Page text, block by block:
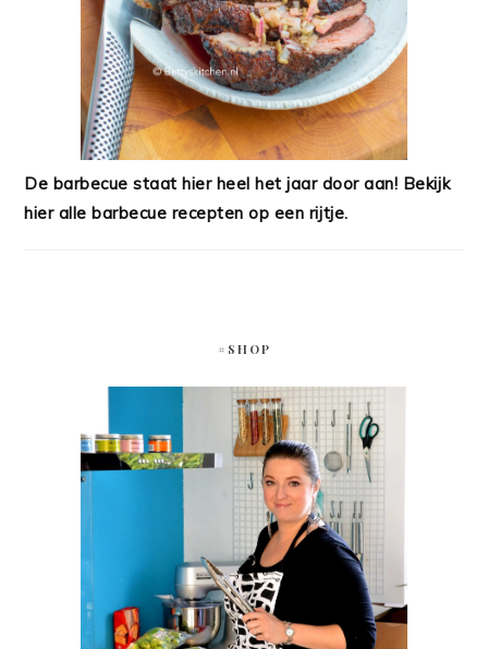
De barbecue staat hier heel het jaar door aan! Bekijk
hier alle barbecue recepten op een rijtje.
#SHOP